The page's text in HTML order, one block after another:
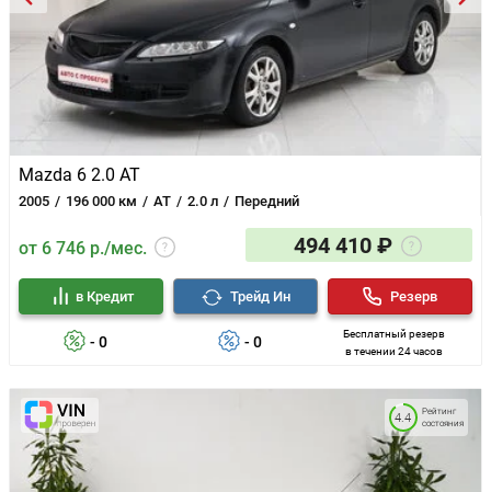
Mazda 6 2.0 AT
2005 196 000 км AT 2.0 л Передний
от 6 746 р./мес. 494 410 ₽
- 0
в Кредит
- 0
Трейд Ин
Бесплатный резерв
в течении 24 часов
Резерв
Рейтинг
состояния
4.4